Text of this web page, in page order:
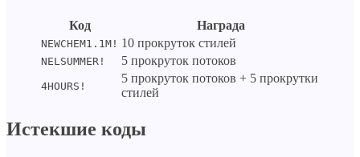
Код Награда
NEWCHEM1.1M! 10 прокруток стилей
NELSUMMER! 5 прокруток потоков
4HOURS!
5 прокруток потоков + 5 прокрутки
стилей
Истекшие коды